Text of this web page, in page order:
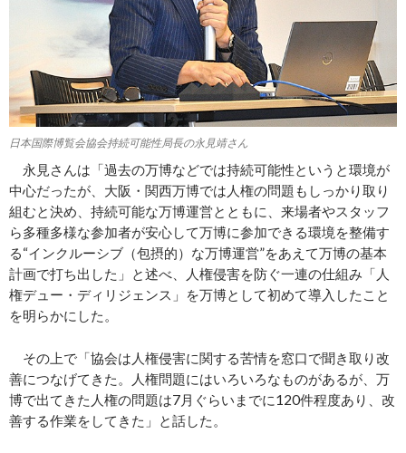
日本国際博覧会協会持続可能性局長の永見靖さん
永見さんは「過去の万博などでは持続可能性というと環境が
中心だったが、大阪・関西万博では人権の問題もしっかり取り
組むと決め、持続可能な万博運営とともに、来場者やスタッフ
ら多種多様な参加者が安心して万博に参加できる環境を整備す
る“インクルーシブ（包摂的）な万博運営”をあえて万博の基本
計画で打ち出した」と述べ、人権侵害を防ぐ一連の仕組み「人
権デュー・ディリジェンス」を万博として初めて導入したこと
を明らかにした。
その上で「協会は人権侵害に関する苦情を窓口で聞き取り改
善につなげてきた。人権問題にはいろいろなものがあるが、万
博で出てきた人権の問題は7月ぐらいまでに120件程度あり、改
善する作業をしてきた」と話した。